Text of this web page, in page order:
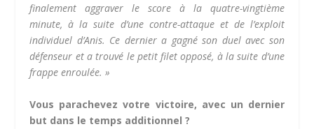
finalement aggraver le score à la quatre-vingtième
minute, à la suite d’une contre-attaque et de l’exploit
individuel d’Anis. Ce dernier a gagné son duel avec son
défenseur et a trouvé le petit filet opposé, à la suite d’une
frappe enroulée. »
Vous parachevez votre victoire, avec un dernier
but dans le temps additionnel ?